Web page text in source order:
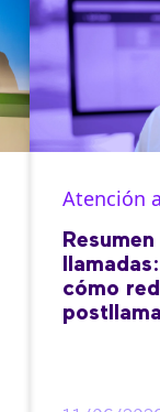
Atención
cómo